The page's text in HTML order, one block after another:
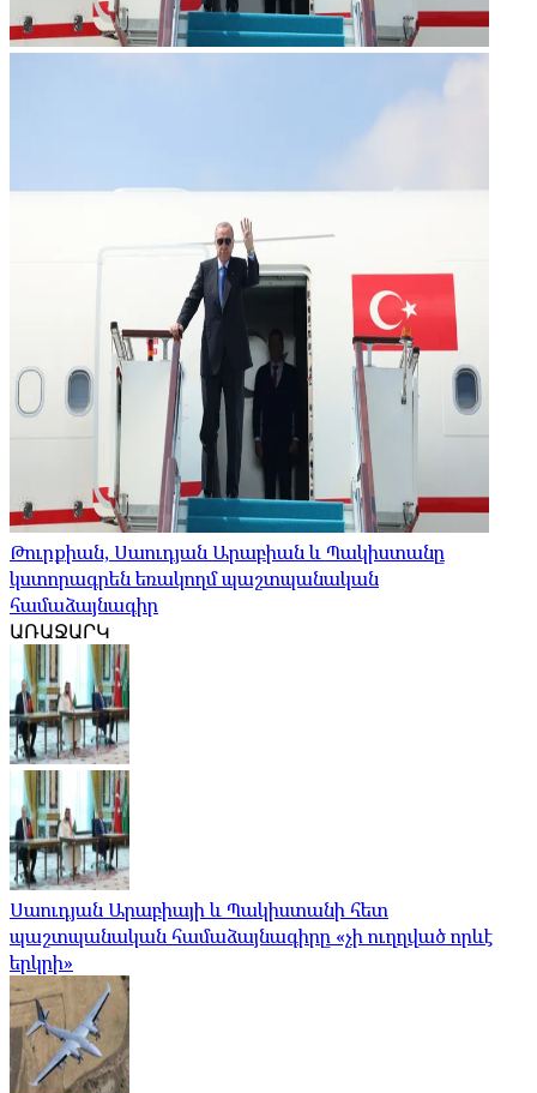
Թուրքիան, Սաուդյան Արաբիան և Պակիստանը
կստորագրեն եռակողմ պաշտպանական
համաձայնագիր
ԱՌԱՋԱՐԿ
Սաուդյան Արաբիայի և Պակիստանի հետ
պաշտպանական համաձայնագիրը «չի ուղղված որևէ
երկրի»